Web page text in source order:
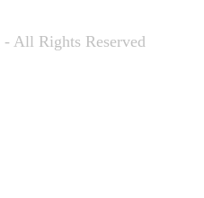
- All Rights Reserved